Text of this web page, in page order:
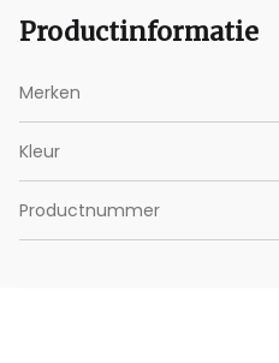
Productinformatie
Merken
Kleur
Productnummer